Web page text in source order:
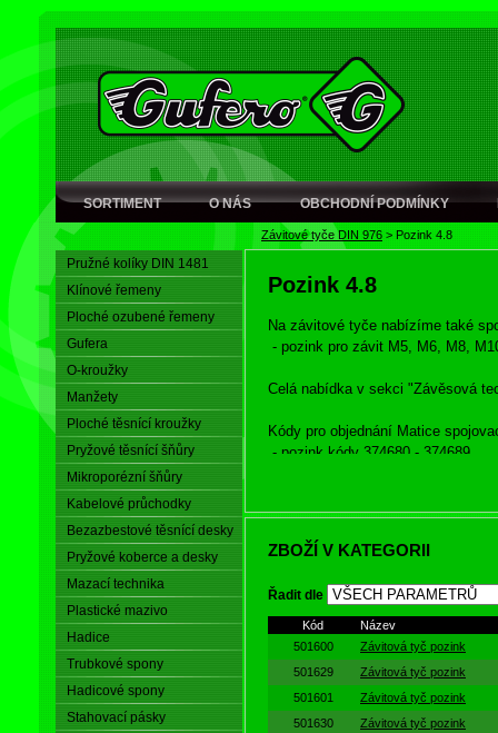
SORTIMENT O NÁS OBCHODNÍ PODMÍNKY
Závitové tyče DIN 976 > Pozink 4.8
Pružné kolíky DIN 1481
Klínové řemeny
Ploché ozubené řemeny
Gufera
O-kroužky
Manžety
Ploché těsnící kroužky
Pryžové těsnící šňůry
Mikroporézní šňůry
Kabelové průchodky
Bezazbestové těsnící desky
Pryžové koberce a desky
Mazací technika
Plastické mazivo
Hadice
Trubkové spony
Hadicové spony
Stahovací pásky
Pozink 4.8
Na závitové tyče nabízíme také
- pozink pro závit M5, M6, M8,
Celá nabídka v sekci "Závěsová
Kódy pro objednání Matice
- pozink kódy 374680 - 374689
ZBOŽÍ V KATEGORII
Řadit dle
Kód
Název
501600
Závitová tyč pozink
501629
Závitová tyč pozink
501601
Závitová tyč pozink
501630
Závitová tyč pozink